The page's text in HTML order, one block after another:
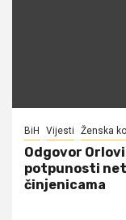
BiH Vijesti Ženska
Odgovor
potpunosti
činjenicama